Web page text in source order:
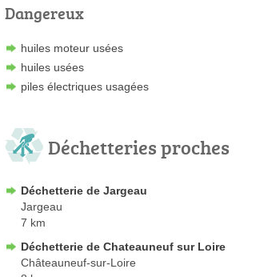
Dangereux
huiles moteur usées
huiles usées
piles électriques usagées
Déchetteries proches
Déchetterie de Jargeau
Jargeau
7 km
Déchetterie de Chateauneuf sur Loire
Châteauneuf-sur-Loire